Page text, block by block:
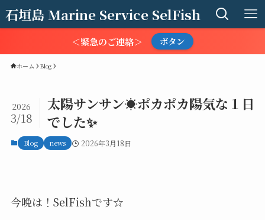
石垣島 Marine Service SelFish
＜緊急のご連絡＞ ボタン
ホーム Blog
太陽サンサン☀️ポカポカ陽気な１日
でした✨
2026
3/18
Blog news 2026年3月18日
今晩は！SelFishです☆